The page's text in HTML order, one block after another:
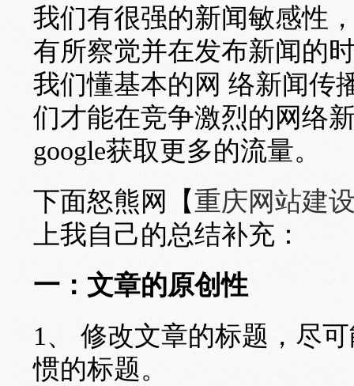
我们有很强的新闻敏感性
有所察觉并在发布新闻的
我们懂基本的网 络新闻传
们才能在竞争激烈的网络
google获取更多的流量。
下面怒熊网【重庆网站建
上我自己的总结补充：
一：文章的原创性
1、 修改文章的标题，尽
惯的标题。